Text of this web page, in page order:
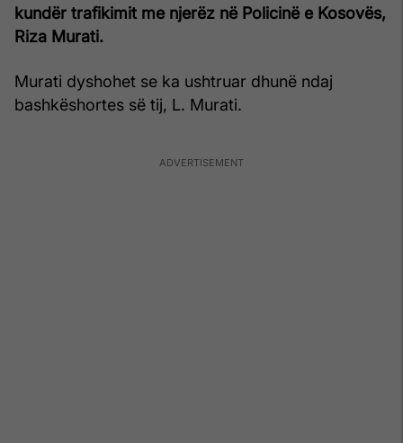
kundër trafikimit me njerëz në Policinë e Kosovës,
Riza Murati.
Murati dyshohet se ka ushtruar dhunë ndaj
bashkëshortes së tij, L. Murati.